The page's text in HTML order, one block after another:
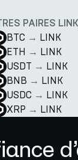
PAIRES LINK
BTC → LINK
ETH → LINK
USDT → LINK
BNB → LINK
USDC → LINK
XRP → LINK